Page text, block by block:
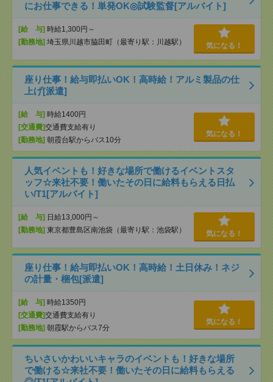
にお仕事できる！単発OK◎試験監督[アルバイト]
[給 与] 時給1,300円～
[勤務地] 埼玉県川越市脇田町（最寄り駅：川越駅） 気になる！
座り仕事！給与即払いOK！高時給！アルミ製品の仕
上げ[派遣]
[給 与] 時給1400円
[交通費]交通費支給有り
[勤務地] 朝霞台駅からバス10分
気になる！
人気イベントも！好きな場所で働けるイベントスタ
ッフ☆来社不要！働いたその日に給料もらえる日払
い/T1[アルバイト]
[給 与] 日給13,000円～
[勤務地] 東京都豊島区南池袋（最寄り駅：池袋駅） 気になる！
座り仕事！給与即払いOK！高時給！土日休み！ネジ
の計量・梱包[派遣]
[給 与] 時給1350円
[交通費]交通費支給有り
[勤務地] 朝霞駅からバス7分
気になる！
ちいさいかわいいキャラのイベントも！好きな場所
で働ける☆来社不要！働いたその日に給料もらえる